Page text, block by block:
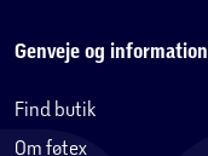
Genveje og information
Find butik
Om føtex